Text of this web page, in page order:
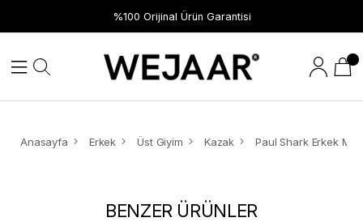
%100 Orijinal Ürün Garantisi
Anasayfa Erkek Üst Giyim Kazak
BENZER ÜRÜNLER